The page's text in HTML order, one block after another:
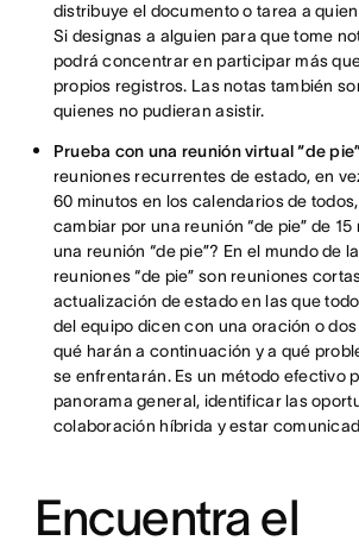
distribuye el documento o tarea a
Si designas a alguien para que tome
podrá concentrar en participar más
propios registros. Las notas también
quienes no pudieran asistir.
Prueba con una reunión virtual “de
reuniones recurrentes de estado, en
60 minutos en los calendarios de
cambiar por una reunión “de pie” de 15
una reunión “de pie”? En el mundo de
reuniones “de pie” son reuniones
actualización de estado en las que
del equipo dicen con una oración o
qué harán a continuación y a qué
se enfrentarán. Es un método efectivo
panorama general, identificar las
colaboración híbrida y estar
Encuentra el